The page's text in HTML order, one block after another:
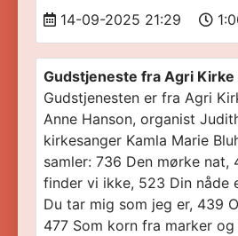
14-09-2025 21:29
Gudstjeneste fra Agri
Gudstjenesten er fra Agri
Anne Hanson, organist
kirkesanger Kamla Marie
samler: 736 Den mørke
finder vi ikke, 523 Din nåde
Du tar mig som jeg er, 439
477 Som korn fra marker og